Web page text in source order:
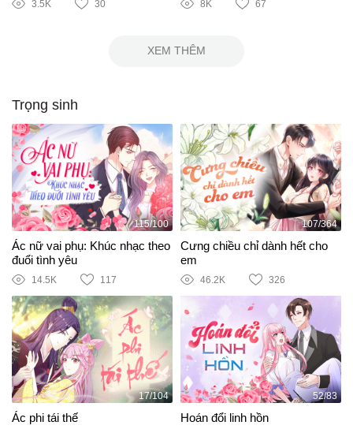
3.5K 30 8K 67
XEM THÊM
Trọng sinh
115/100
Ác nữ vai phụ: Khúc nhạc theo
đuổi tình yêu
14.5K 117
107/364
Cưng chiều chỉ dành hết cho
em
46.2K 326
17/104
Ác phi tái thế
52/83
Hoán đổi linh hồn